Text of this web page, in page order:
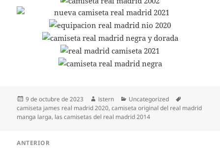
Publicado
el
9 de octubre de 2023 Autor
istern Categorías
Uncategorized
camiseta james real madrid 2020,camiseta original del real madrid
manga larga, las camisetas del real madrid 2014
ANTERIOR